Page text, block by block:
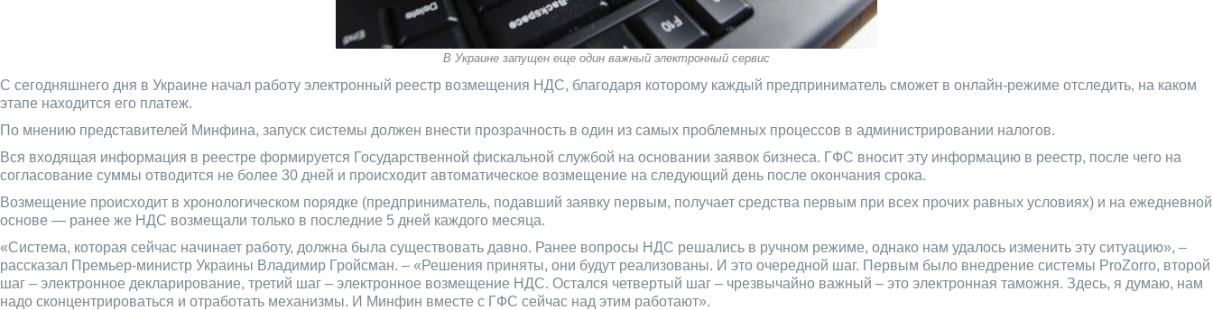
В Украине запущен еще один важный электронный сервис
С сегодняшнего дня в Украине начал работу электронный реестр возмещения НДС, благодаря которому каждый предприниматель сможет в онлайн-режиме отследить, на каком
этапе находится его платеж.
По мнению представителей Минфина, запуск системы должен внести прозрачность в один из самых проблемных процессов в администрировании налогов.
Вся входящая информация в реестре формируется Государственной фискальной службой на основании заявок бизнеса. ГФС вносит эту информацию в реестр, после чего на
согласование суммы отводится не более 30 дней и происходит автоматическое возмещение на следующий день после окончания срока.
Возмещение происходит в хронологическом порядке (предприниматель, подавший заявку первым, получает средства первым при всех прочих равных условиях) и на ежедневной
основе — ранее же НДС возмещали только в последние 5 дней каждого месяца.
«Система, которая сейчас начинает работу, должна была существовать давно. Ранее вопросы НДС решались в ручном режиме, однако нам удалось изменить эту ситуацию», –
рассказал Премьер-министр Украины Владимир Гройсман. – «Решения приняты, они будут реализованы. И это очередной шаг. Первым было внедрение системы ProZorro, второй
шаг – электронное декларирование, третий шаг – электронное возмещение НДС. Остался четвертый шаг – чрезвычайно важный – это электронная таможня. Здесь, я думаю, нам
надо сконцентрироваться и отработать механизмы. И Минфин вместе с ГФС сейчас над этим работают».